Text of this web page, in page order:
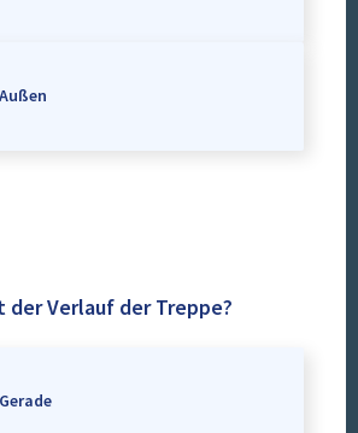
Außen
der Verlauf der Treppe?
Gerade